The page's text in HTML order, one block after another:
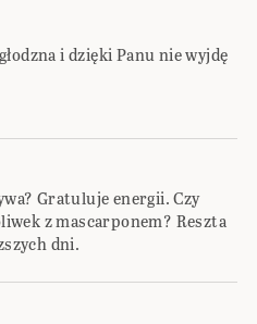
i dzięki Panu nie wyjdę
Gratuluje energii. Czy
z mascarponem? Reszta
dni.